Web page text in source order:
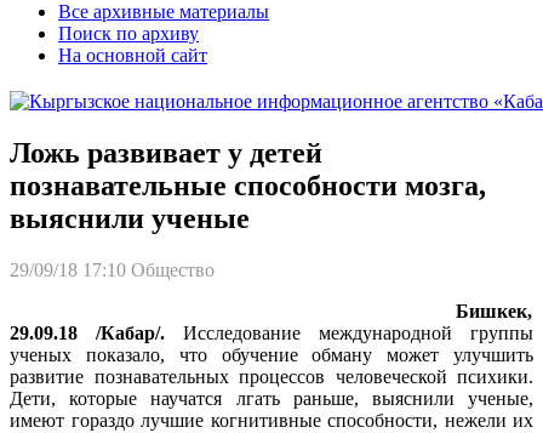
Все архивные материалы
Поиск по архиву
На основной сайт
Ложь развивает у детей
познавательные способности мозга,
выяснили ученые
29/09/18 17:10 Общество
Бишкек,
29.09.18 /Кабар/. Исследование международной группы
ученых показало, что обучение обману может улучшить
развитие познавательных процессов человеческой психики.
Дети, которые научатся лгать раньше, выяснили ученые,
имеют гораздо лучшие когнитивные способности, нежели их